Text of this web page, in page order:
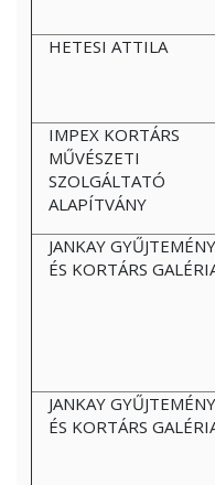
HETESI ATTILA
IMPEX KORTÁRS
MŰVÉSZETI
SZOLGÁLTATÓ
ALAPÍTVÁNY
JANKAY GYŰJTEMÉNY
ÉS KORTÁRS
JANKAY GYŰJTEMÉNY
ÉS KORTÁRS